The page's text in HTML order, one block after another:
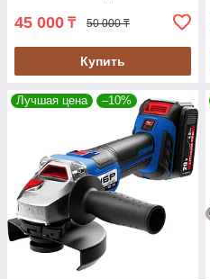
45 000 ₸ 50 000 ₸
Купить
Лучшая цена –10%